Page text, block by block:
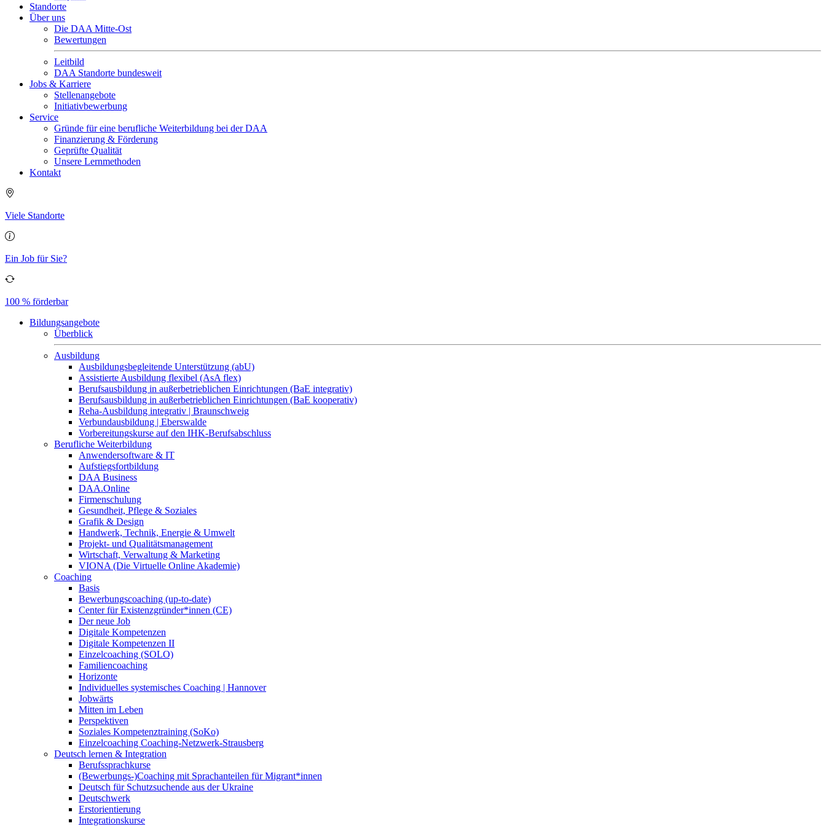
Standorte
Über uns
Die DAA Mitte-Ost
Bewertungen
Leitbild
DAA Standorte bundesweit
Jobs & Karriere
Stellenangebote
Initiativbewerbung
Service
Gründe für eine berufliche Weiterbildung bei der DAA
Finanzierung & Förderung
Geprüfte Qualität
Unsere Lernmethoden
Kontakt
Viele Standorte
Ein Job für Sie?
100 % förderbar
Bildungsangebote
Überblick
Ausbildung
Ausbildungsbegleitende Unterstützung (abU)
Assistierte Ausbildung flexibel (AsA flex)
Berufsausbildung in außerbetrieblichen Einrichtungen (BaE integrativ)
Berufsausbildung in außerbetrieblichen Einrichtungen (BaE kooperativ)
Reha-Ausbildung integrativ | Braunschweig
Verbundausbildung | Eberswalde
Vorbereitungskurse auf den IHK-Berufsabschluss
Berufliche Weiterbildung
Anwendersoftware & IT
Aufstiegsfortbildung
DAA Business
DAA.Online
Firmenschulung
Gesundheit, Pflege & Soziales
Grafik & Design
Handwerk, Technik, Energie & Umwelt
Projekt- und Qualitätsmanagement
Wirtschaft, Verwaltung & Marketing
VIONA (Die Virtuelle Online Akademie)
Coaching
Basis
Bewerbungscoaching (up-to-date)
Center für Existenzgründer*innen (CE)
Der neue Job
Digitale Kompetenzen
Digitale Kompetenzen II
Einzelcoaching (SOLO)
Familiencoaching
Horizonte
Individuelles systemisches Coaching | Hannover
Jobwärts
Mitten im Leben
Perspektiven
Soziales Kompetenztraining (SoKo)
Einzelcoaching Coaching-Netzwerk-Strausberg
Deutsch lernen & Integration
Berufssprachkurse
(Bewerbungs-)Coaching mit Sprachanteilen für Migrant*innen
Deutsch für Schutzsuchende aus der Ukraine
Deutschwerk
Erstorientierung
Integrationskurse